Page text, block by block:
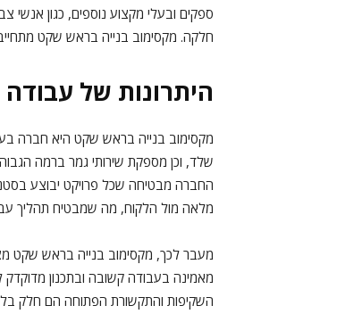
ספקים ובעלי מקצוע נוספים, כגון אנשי
חלקה. מקסימוב בנייה בראש שקט
היתרונות של
מקסימוב בנייה בראש שקט היא חברה
שלד, וכן מספקת שירותי גמר ברמה
החברה מבטיחה שכל פרויקט יבוצע
מלאה מול הלקוח, מה שמבטיח תהליך
מעבר לכך, מקסימוב בנייה בראש שקט
מאמינה בעבודה קשובה ובתכנון
השקיפות והתקשורת הפתוחה הם חלק